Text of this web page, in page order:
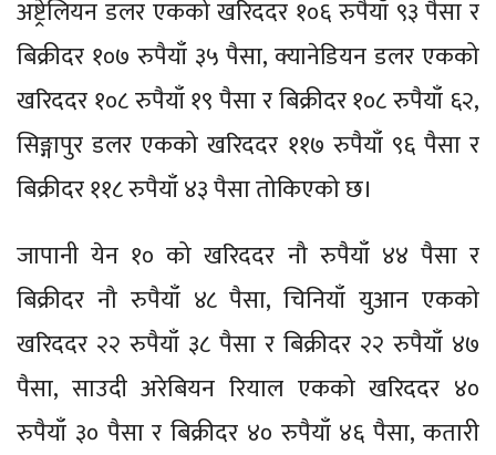
अष्ट्रेलियन डलर एकको खरिददर १०६ रुपैयाँ ९३ पैसा र
बिक्रीदर १०७ रुपैयाँ ३५ पैसा, क्यानेडियन डलर एकको
खरिददर १०८ रुपैयाँ १९ पैसा र बिक्रीदर १०८ रुपैयाँ ६२,
सिङ्गापुर डलर एकको खरिददर ११७ रुपैयाँ ९६ पैसा र
बिक्रीदर ११८ रुपैयाँ ४३ पैसा तोकिएको छ।
जापानी येन १० को खरिददर नौ रुपैयाँ ४४ पैसा र
बिक्रीदर नौ रुपैयाँ ४८ पैसा, चिनियाँ युआन एकको
खरिददर २२ रुपैयाँ ३८ पैसा र बिक्रीदर २२ रुपैयाँ ४७
पैसा, साउदी अरेबियन रियाल एकको खरिददर ४०
रुपैयाँ ३० पैसा र बिक्रीदर ४० रुपैयाँ ४६ पैसा, कतारी